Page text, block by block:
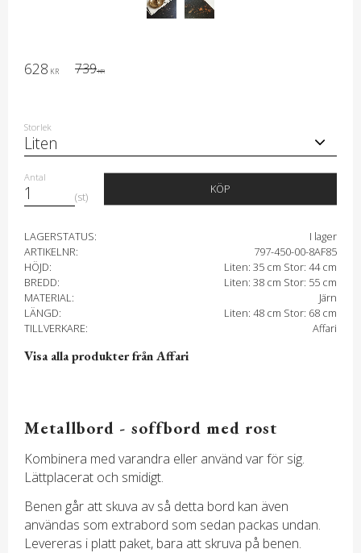
Nedsatt pris:
628 KR Ordinarie pris:
739KR
Storlek
Antal
st
KÖP
LAGERSTATUS
I lager
ARTIKELNR
797-450-00-8AF85
HÖJD
Liten: 35 cm Stor: 44 cm
BREDD
Liten: 38 cm Stor: 55 cm
MATERIAL
Järn
LÄNGD
Liten: 48 cm Stor: 68 cm
TILLVERKARE
Affari
Visa alla produkter från Affari
Metallbord - soffbord med rost
Kombinera med varandra eller använd var för sig.
Lättplacerat och smidigt.
Benen går att skuva av så detta bord kan även
användas som extrabord som sedan packas undan.
Levereras i platt paket, bara att skruva på benen.